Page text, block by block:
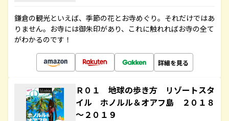
鎌倉の観光といえば、季節の花とお寺めぐり。それだけではあ
りません。お寺には御朱印があり、これに触れればお寺の全て
がわかるのです！
詳細を見る
Ｒ０１ 地球の歩き方 リゾートスタ
イル ホノルル＆オアフ島 ２０１８
～２０１９